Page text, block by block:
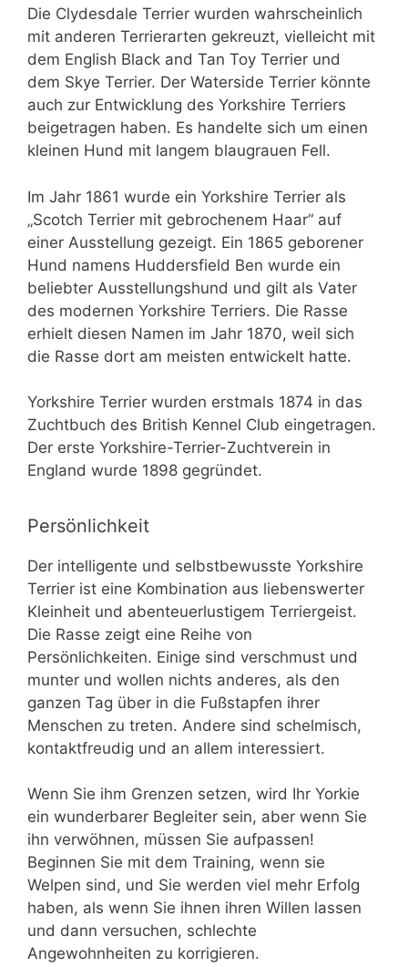
Die Clydesdale Terrier wurden wahrscheinlich
mit anderen Terrierarten gekreuzt, vielleicht mit
dem English Black and Tan Toy Terrier und
dem Skye Terrier. Der Waterside Terrier könnte
auch zur Entwicklung des Yorkshire Terriers
beigetragen haben. Es handelte sich um einen
kleinen Hund mit langem blaugrauen Fell.
Im Jahr 1861 wurde ein Yorkshire Terrier als
„Scotch Terrier mit gebrochenem Haar“ auf
einer Ausstellung gezeigt. Ein 1865 geborener
Hund namens Huddersfield Ben wurde ein
beliebter Ausstellungshund und gilt als Vater
des modernen Yorkshire Terriers. Die Rasse
erhielt diesen Namen im Jahr 1870, weil sich
die Rasse dort am meisten entwickelt hatte.
Yorkshire Terrier wurden erstmals 1874 in das
Zuchtbuch des British Kennel Club eingetragen.
Der erste Yorkshire-Terrier-Zuchtverein in
England wurde 1898 gegründet.
Persönlichkeit
Der intelligente und selbstbewusste Yorkshire
Terrier ist eine Kombination aus liebenswerter
Kleinheit und abenteuerlustigem Terriergeist.
Die Rasse zeigt eine Reihe von
Persönlichkeiten. Einige sind verschmust und
munter und wollen nichts anderes, als den
ganzen Tag über in die Fußstapfen ihrer
Menschen zu treten. Andere sind schelmisch,
kontaktfreudig und an allem interessiert.
Wenn Sie ihm Grenzen setzen, wird Ihr Yorkie
ein wunderbarer Begleiter sein, aber wenn Sie
ihn verwöhnen, müssen Sie aufpassen!
Beginnen Sie mit dem Training, wenn sie
Welpen sind, und Sie werden viel mehr Erfolg
haben, als wenn Sie ihnen ihren Willen lassen
und dann versuchen, schlechte
Angewohnheiten zu korrigieren.